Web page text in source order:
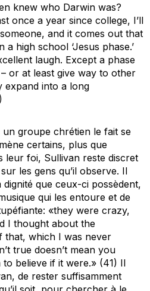
knew who Darwin was?
once a year since college, I’ll
and it comes out that
high school ‘Jesus phase.’
laugh. Except a phase
or at least give way to other
expand into a long
groupe chrétien le fait se
certains, plus que
leur foi, Sullivan reste discret
les gens qu’il observe. Il
que ceux-ci possèdent,
qui les entoure et de
«they were crazy,
I thought about the
that, which I was never
true doesn’t mean you
believe if it were.» (41) Il
de rester suffisamment